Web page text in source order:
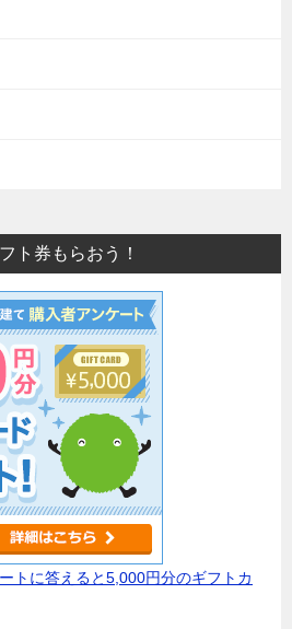
ト券もらおう！
トに答えると5,000円分のギフトカ